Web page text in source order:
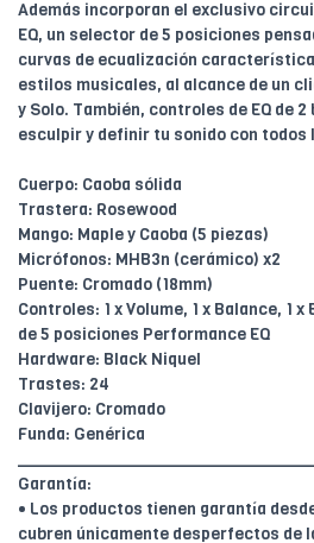
Además incorporan el exclusivo
EQ, un selector de 5 posiciones
curvas de ecualización
estilos musicales, al alcance de un
y Solo. También, controles de EQ de
esculpir y definir tu sonido con todos
Cuerpo: Caoba sólida
Trastera: Rosewood
Mango: Maple y Caoba (5 piezas)
Micrófonos: MHB3n (cerámico) x2
Puente: Cromado (18mm)
Controles: 1 x Volume, 1 x Balance, 1
de 5 posiciones Performance EQ
Hardware: Black Niquel
Trastes: 24
Clavijero: Cromado
Funda: Genérica
Garantía:
• Los productos tienen garantía
cubren únicamente desperfectos de